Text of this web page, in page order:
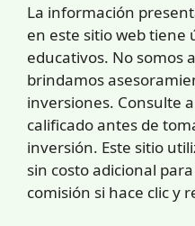
La información
en este sitio web tiene
educativos. No somos
brindamos
inversiones. Consulte
calificado antes de
inversión. Este sitio
sin costo adicional
comisión si hace clic y